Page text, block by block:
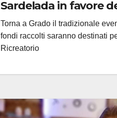
Sardelada in favore
Torna a Grado il tradizionale
fondi raccolti saranno destinati
Ricreatorio